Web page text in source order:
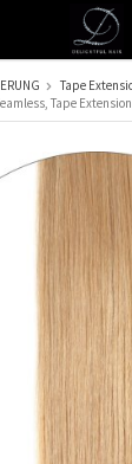
wurde in Ihren
Tape
Tape